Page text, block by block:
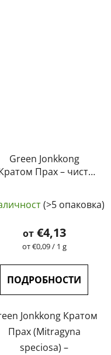
Green Jonkkong
Прах – чист,
| GreenGuru
оценка
на
продукта
4,9
звезди.
(>5 опаковка)
от€4,13
Измерване
цената:
от €0,09 / 1 g
ПОДРОБНОСТИ
Jonkkong Кратом
Прах (Mitragyna
speciosa) –